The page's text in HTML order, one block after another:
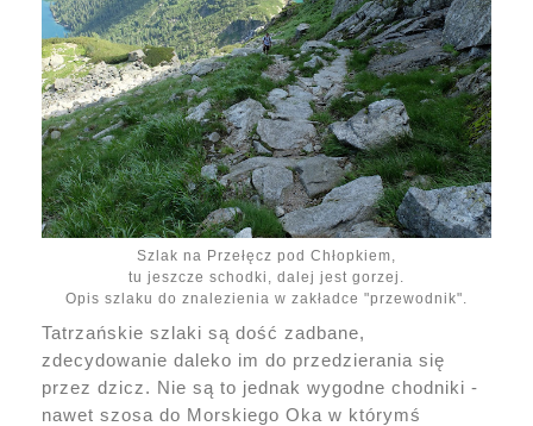
Szlak na Przełęcz pod Chłopkiem,
tu jeszcze schodki, dalej jest gorzej.
Opis szlaku do znalezienia w zakładce "przewodnik".
Tatrzańskie szlaki są dość zadbane,
zdecydowanie daleko im do przedzierania się
przez dzicz. Nie są to jednak wygodne chodniki -
nawet szosa do Morskiego Oka w którymś